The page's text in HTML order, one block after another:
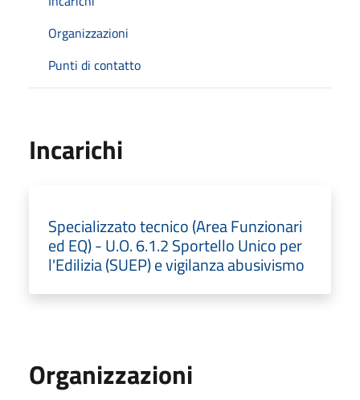
Organizzazioni
Punti di contatto
Incarichi
Specializzato tecnico (Area Funzionari
ed EQ) - U.O. 6.1.2 Sportello Unico per
l'Edilizia (SUEP) e vigilanza abusivismo
Organizzazioni